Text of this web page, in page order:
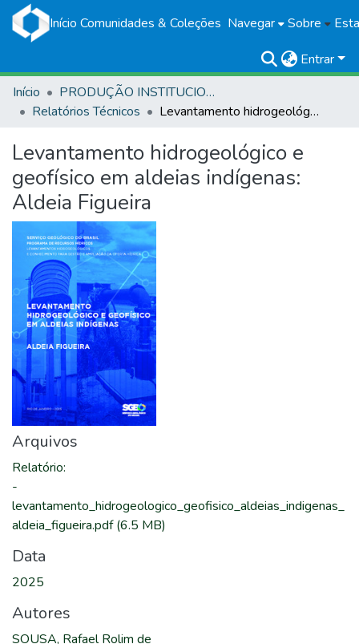
Início Comunidades & Coleções Navegar Sobre
Entrar
Início
PRODUÇÃO INSTITUCIONAL
Relatórios Técnicos
Levantamento hidrogeológico e geofísico em aldeias indígenas: Aldeia Figueira
Levantamento hidrogeológico e
geofísico em aldeias indígenas:
Aldeia Figueira
Arquivos
Relatório:
-
levantamento_hidrogeologico_geofisico_aldeias_indigenas_
aldeia_figueira.pdf(6.5 MB)
Data
2025
Autores
SOUSA, Rafael Rolim de